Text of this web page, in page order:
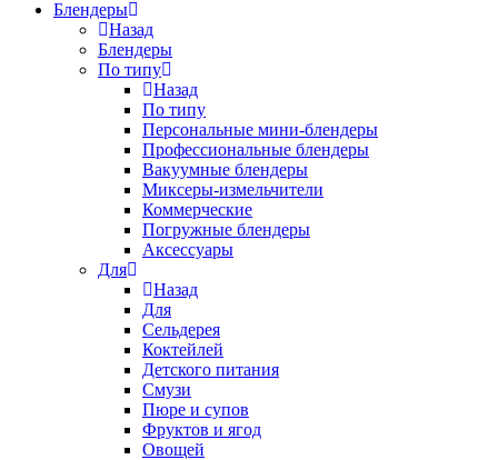
Блендеры
Назад
Блендеры
По типу
Назад
По типу
Персональные мини-блендеры
Профессиональные блендеры
Вакуумные блендеры
Миксеры-измельчители
Коммерческие
Погружные блендеры
Аксессуары
Для
Назад
Для
Сельдерея
Коктейлей
Детского питания
Смузи
Пюре и супов
Фруктов и ягод
Овощей